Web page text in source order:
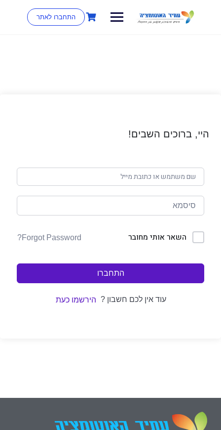
התחברו לאתר
היי, ברוכים השבים!
השאר אותי מחובר Forgot Password?
התחברו
עוד אין לכם חשבון ? הירשמו כעת